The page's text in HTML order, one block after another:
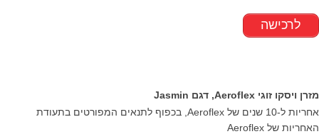
לרכישה
מזרן ויסקו זוגי Aeroflex, דגם Jasmin
אחריות ל-10 שנים של Aeroflex, בכפוף לתנאים המפורטים בתעודת
האחריות של Aeroflex